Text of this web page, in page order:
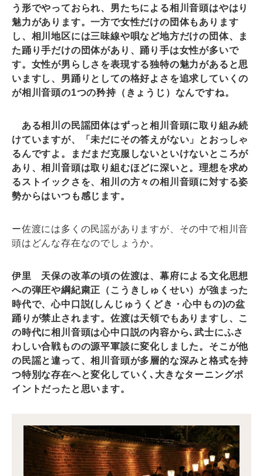
う形でやっておられ、男たちによる相川音頭はやはり
魅力があります。一方で女性だけの団体もあります
し、相川地区には三味線や唄など地方だけの団体、ま
た踊り手だけの団体があり、踊り手は女性が多いで
す。女性が男らしさを表現する独特の魅力があると思
いますし、男踊りとしての格好よさを追求していくの
が相川音頭の1つの矜持（きょうじ）なんですね。
ある相川の民謡団体はずっと相川音頭に取り組み続
けていますが、「未だにその答えがない」とおっしゃ
るんですよ。まだまだ克服しないといけないところが
あり、相川音頭は取り組むほどに深いと。理想を求め
るストイックさを、相川の方々の相川音頭に対する姿
勢からはいつも感じます。
ー佐渡には多くの民謡がありますが、その中で相川音
頭はどんな存在なのでしょうか。
伊里 天保の改革の頃の佐渡は、幕府による文化思想
への弾圧や綱紀粛正（こうきしゅくせい）が強まった
時代で、心中口説(しんじゅうくどき・心中もの)の盆
踊りが禁止されます。佐渡は天領でもありますし、こ
の時代に相川音頭は心中口説の内容から､武士にふさ
わしい合戦ものの源平軍談に変化しました。そこが他
の民謡と違って、相川音頭が多層的な深みと格式を持
つ特別な存在へと変化していく､大きなターニングポ
イントだったと思います。